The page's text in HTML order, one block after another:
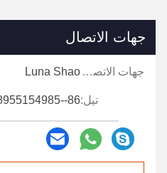
جهات الاتصال
جهات الاتصال: Luna Shao
تيل:86--18955154985